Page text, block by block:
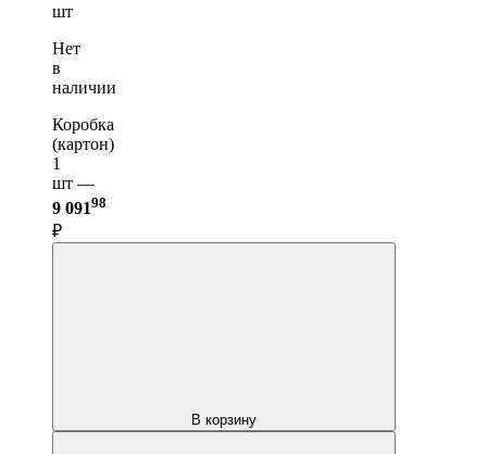
шт
Нет
в
наличии
Коробка
(картон)
1
шт —
9 09198
₽
В корзину